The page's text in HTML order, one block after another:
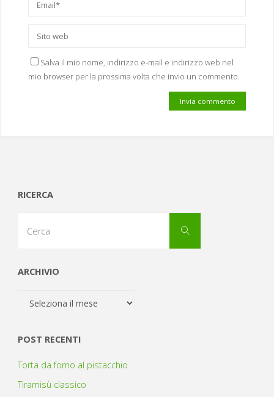
Salva il mio nome, indirizzo e-mail e indirizzo web nel
mio browser per la prossima volta che invio un commento.
RICERCA
Cerca
ARCHIVIO
Archivio
POST RECENTI
Torta da forno al pistacchio
Tiramisù classico